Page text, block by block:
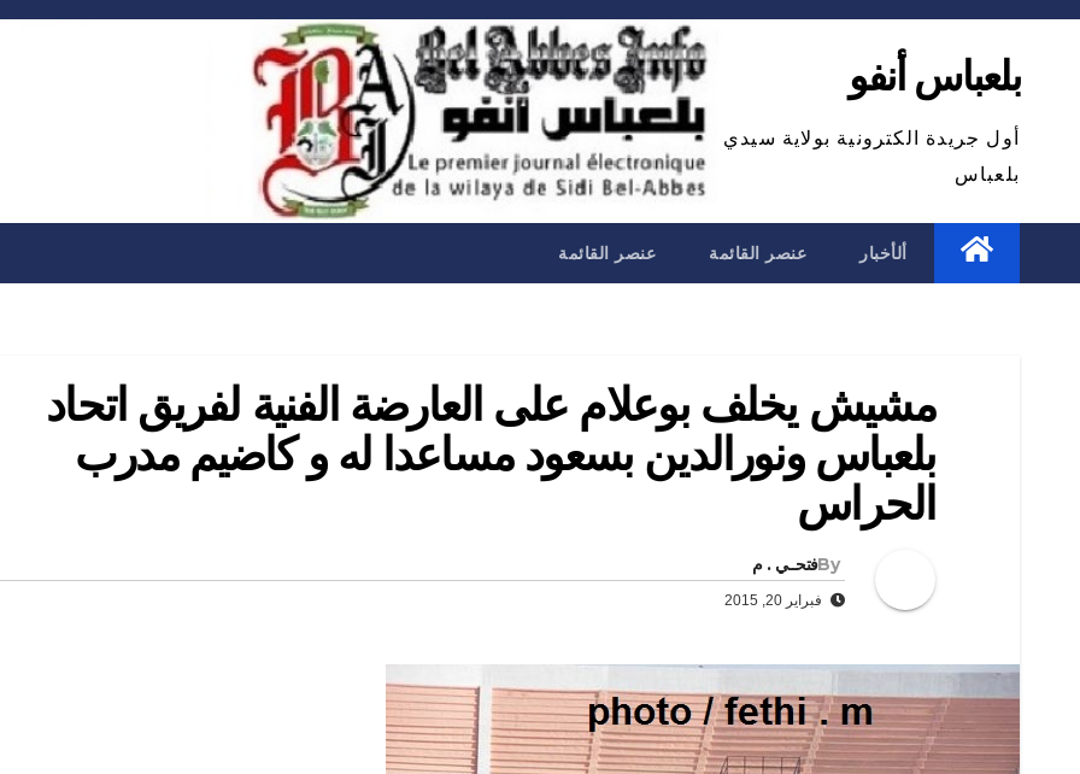
Skip
contentبلعباس أنفو
أول جريدة الكترونية بولاية سيدي
بلعباس
ألأخبار عنصر القائمة عنصر القائمة
مشيش يخلف بوعلام على العارضة الفنية لفريق اتحاد
بلعباس ونورالدين بسعود مساعدا له و كاضيم مدرب
الحراس
Byفتحــي . م
فبراير 20, 2015